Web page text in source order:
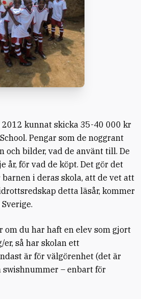
kunnat skicka 35-40 000 kr
Pengar som de noggrant
och bilder, vad de använt till. De
år, för vad de köpt. Det gör det
i deras skola, att de vet att
detta läsår, kommer
om du har haft en elev som gjort
er, så har skolan ett
är för välgörenhet (det är
– enbart för